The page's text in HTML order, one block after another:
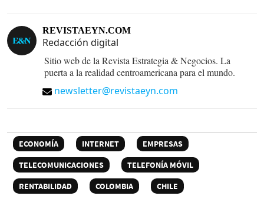
REVISTAEYN.COM
Redacción digital
Sitio web de la Revista Estrategia & Negocios. La
puerta a la realidad centroamericana para el mundo.
newsletter@revistaeyn.com
ECONOMÍA INTERNET
EMPRESAS
TELECOMUNICACIONES
TELEFONÍA MÓVIL
RENTABILIDAD
COLOMBIA
CHILE